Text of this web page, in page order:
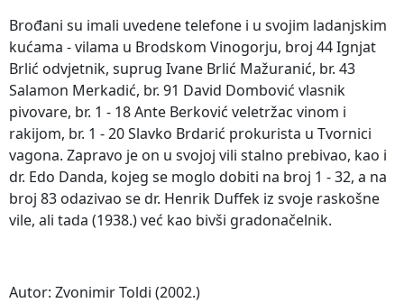
Brođani su imali uvedene telefone i u svojim ladanjskim
kućama - vilama u Brodskom Vinogorju, broj 44 Ignjat
Brlić odvjetnik, suprug Ivane Brlić Mažuranić, br. 43
Salamon Merkadić, br. 91 David Dombović vlasnik
pivovare, br. 1 - 18 Ante Berković veletržac vinom i
rakijom, br. 1 - 20 Slavko Brdarić prokurista u Tvornici
vagona. Zapravo je on u svojoj vili stalno prebivao, kao i
dr. Edo Danda, kojeg se moglo dobiti na broj 1 - 32, a na
broj 83 odazivao se dr. Henrik Duffek iz svoje raskošne
vile, ali tada (1938.) već kao bivši gradonačelnik.
Autor: Zvonimir Toldi (2002.)